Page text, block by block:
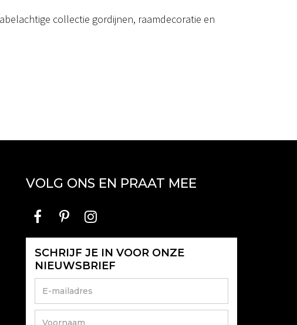
collectie gordijnen, raamdecoratie en
VOLG ONS EN PRAAT MEE
SCHRIJF JE IN VOOR ONZE
NIEUWSBRIEF